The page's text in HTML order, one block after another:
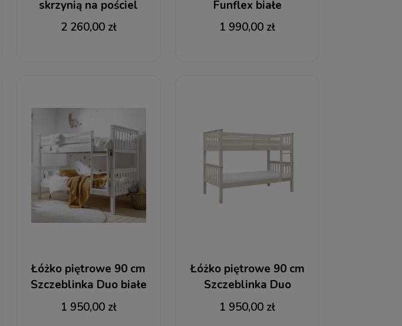
skrzynią na pościel
Bubbly
2 260,00 zł
Funflex białe
1 990,00 zł
Łóżko piętrowe 90 cm
Szczeblinka Duo białe
1 950,00 zł
Łóżko piętrowe 90 cm
Szczeblinka Duo
kaszmir
1 950,00 zł